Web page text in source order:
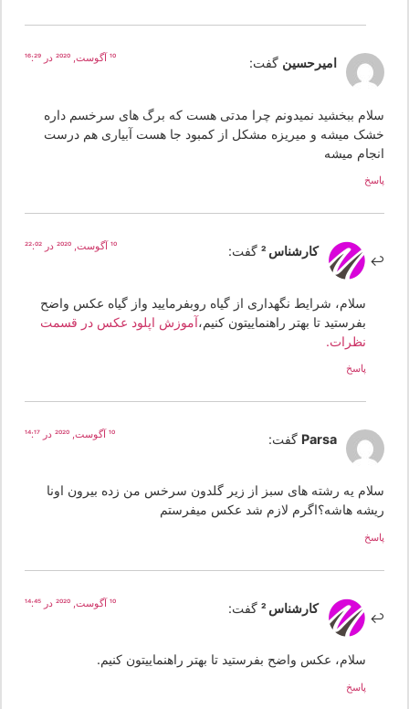
امیرحسین گفت:
ببخشید نمیدونم چرا مدتی هست که برگ های سرخسم داره
میشه و میریزه مشکل از کمبود جا هست آبیاری هم درست
میشه
کارشناس 2 گفت:
سلام، شرایط نگهداری از گیاه روبفرمایید واز گیاه عکس واضح
بفرستید تا بهتر راهنماییتون کنیم، آموزش اپلود عکس در قسمت
نظرات.
Parsa گفت:
یه رشته های سبز از زیر گلدون سرخس من زده بیرون اونا
هاشه؟اگرم لازم شد عکس میفرستم
کارشناس 2 گفت:
سلام، عکس واضح بفرستید تا بهتر راهنماییتون کنیم.